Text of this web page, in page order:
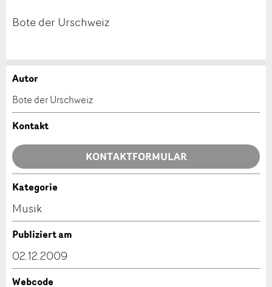
Bote der Urschweiz
Anzeige beanstanden
Ihr Feedback wird sehr geschätzt!
Allgemeines Feedback
Anzeige nicht mehr gültig
Anzeige unvollständig
Anzeige weiterempfehlen
Empfehlen Sie diese Anzeige an Freunde weiter.
Autor
Bote der Urschweiz
Kontakt
KONTAKTFORMULAR
Kontakt
Verfassen Sie eine Nachricht für die Kontaktpersonen
Kategorie
Musik
Publiziert am
02.12.2009
Webcode